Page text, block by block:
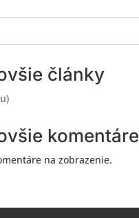
články
komentáre
na zobrazenie.